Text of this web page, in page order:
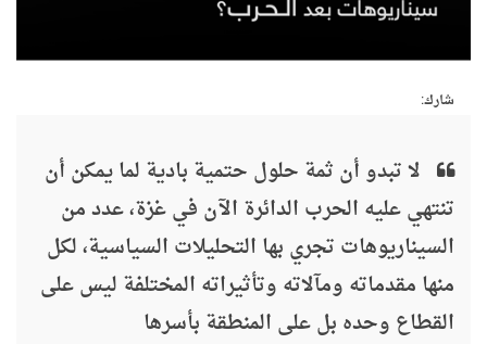
شارك:
لا تبدو أن ثمة حلول حتمية بادية لما يمكن أن
تنتهي عليه الحرب الدائرة الآن في غزة، عدد من
السيناريوهات تجري بها التحليلات السياسية، لكل
منها مقدماته ومآلاته وتأثيراته المختلفة ليس على
القطاع وحده بل على المنطقة بأسرها